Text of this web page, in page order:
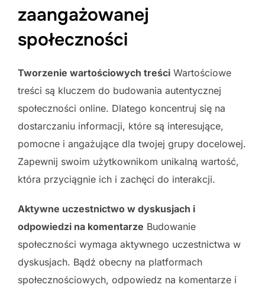
zaangażowanej
społeczności
Tworzenie wartościowych treści Wartościowe
treści są kluczem do budowania autentycznej
społeczności online. Dlatego koncentruj się na
dostarczaniu informacji, które są interesujące,
pomocne i angażujące dla twojej grupy docelowej.
Zapewnij swoim użytkownikom unikalną wartość,
która przyciągnie ich i zachęci do interakcji.
Aktywne uczestnictwo w dyskusjach i
odpowiedzi na komentarze Budowanie
społeczności wymaga aktywnego uczestnictwa w
dyskusjach. Bądź obecny na platformach
społecznościowych, odpowiedz na komentarze i